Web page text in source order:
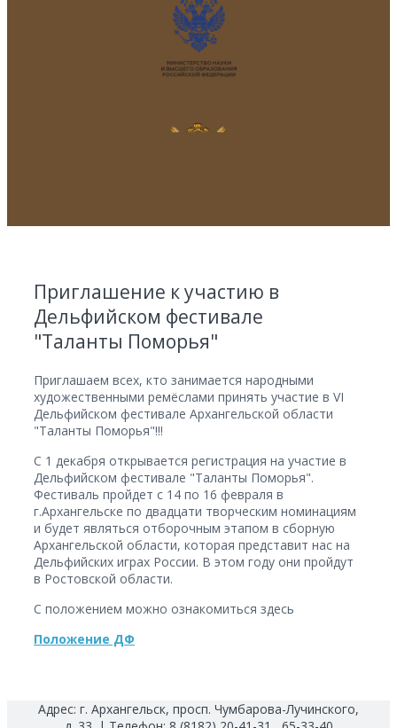
Приглашение к участию в
Дельфийском фестивале
"Таланты Поморья"
Приглашаем всех, кто занимается народными
художественными ремёслами принять участие в VI
Дельфийском фестивале Архангельской области
"Таланты Поморья"!!!
С 1 декабря открывается регистрация на участие в
Дельфийском фестивале "Таланты Поморья".
Фестиваль пройдет с 14 по 16 февраля в
г.Архангельске по двадцати творческим номинациям
и будет являться отборочным этапом в сборную
Архангельской области, которая представит нас на
Дельфийских играх России. В этом году они пройдут
в Ростовской области.
С положением можно ознакомиться здесь
Положение ДФ
Адрес: г. Архангельск, просп. Чумбарова-Лучинского,